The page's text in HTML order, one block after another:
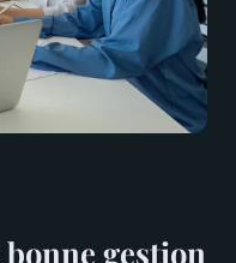
gestion